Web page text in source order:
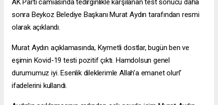
AK Parti camiasında tedirginlikle karşılanan test sonucu daha
sonra Beykoz Belediye Başkanı Murat Aydın tarafından resmi
olarak açıklandı.
Murat Aydın açıklamasında, Kıymetli dostlar, bugün ben ve
eşimin Kovid-19 testi pozitif çıktı. Hamdolsun genel
durumumuz iyi. Esenlik dileklerimle Allah’a emanet olun”
ifadelerini kullandı.